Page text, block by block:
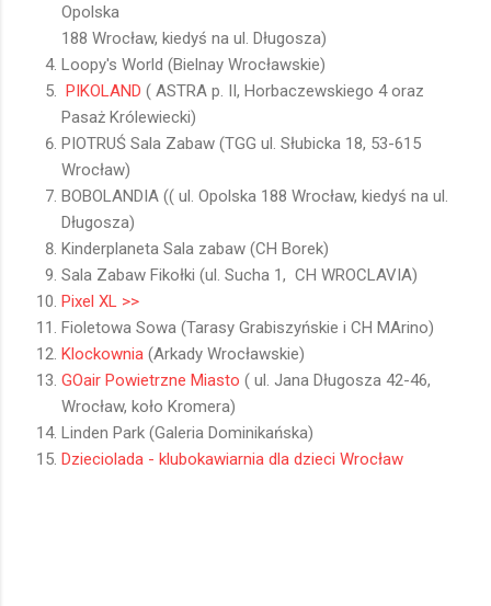
Opolska
188 Wrocław, kiedyś na ul. Długosza)
Loopy's World (Bielnay Wrocławskie)
PIKOLAND ( ASTRA p. II, Horbaczewskiego 4 oraz
Pasaż Królewiecki)
PIOTRUŚ Sala Zabaw (TGG ul. Słubicka 18, 53-615
Wrocław)
BOBOLANDIA (( ul. Opolska 188 Wrocław, kiedyś na ul.
Długosza)
Kinderplaneta Sala zabaw (CH Borek)
Sala Zabaw Fikołki (ul. Sucha 1, CH WROCLAVIA)
Pixel XL >>
Fioletowa Sowa (Tarasy Grabiszyńskie i CH MArino)
Klockownia (Arkady Wrocławskie)
GOair Powietrzne Miasto ( ul. Jana Długosza 42-46,
Wrocław, koło Kromera)
Linden Park (Galeria Dominikańska)
Dzieciolada - klubokawiarnia dla dzieci Wrocław